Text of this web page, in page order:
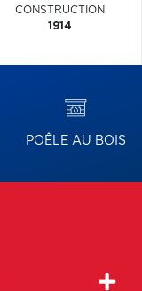
CONSTRUCTION
1914
POÊLE AU BOIS